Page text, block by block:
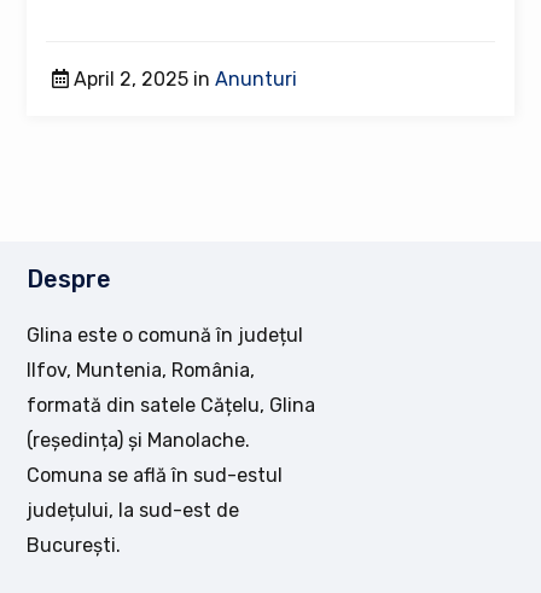
April 2, 2025 inAnunturi
Despre
Glina este o comună în județul
Ilfov, Muntenia, România,
formată din satele Cățelu, Glina
(reședința) și Manolache.
Comuna se află în sud-estul
județului, la sud-est de
București.